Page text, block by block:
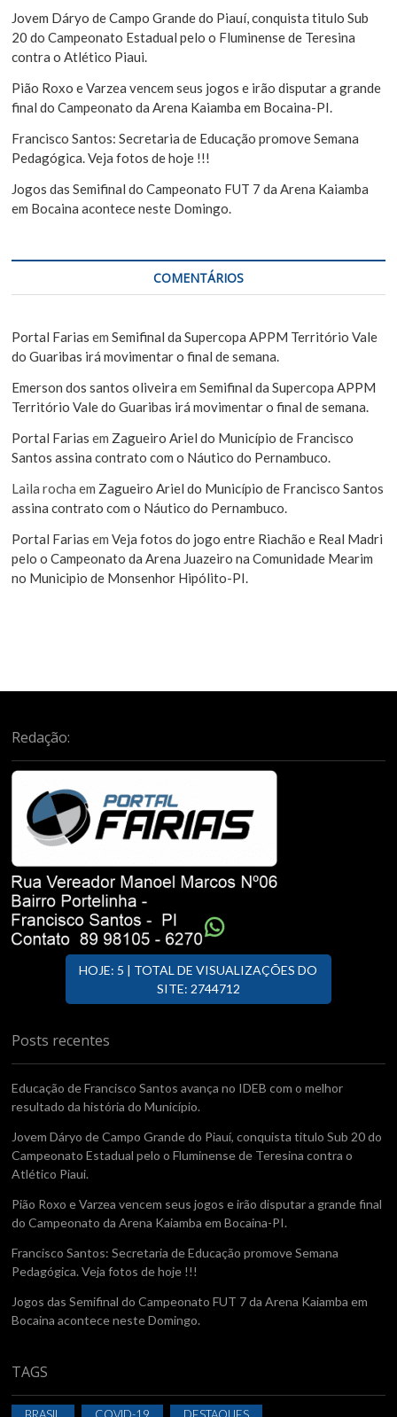
Jovem Dáryo de Campo Grande do Piauí, conquista titulo Sub
20 do Campeonato Estadual pelo o Fluminense de Teresina
contra o Atlético Piaui.
Pião Roxo e Varzea vencem seus jogos e irão disputar a grande
final do Campeonato da Arena Kaiamba em Bocaina-PI.
Francisco Santos: Secretaria de Educação promove Semana
Pedagógica. Veja fotos de hoje !!!
Jogos das Semifinal do Campeonato FUT 7 da Arena Kaiamba
em Bocaina acontece neste Domingo.
COMENTÁRIOS
Portal Farias emSemifinal da Supercopa APPM Território Vale
do Guaribas irá movimentar o final de semana.
Emerson dos santos oliveira emSemifinal da Supercopa APPM
Território Vale do Guaribas irá movimentar o final de semana.
Portal Farias em Zagueiro Ariel do Município de Francisco
Santos assina contrato com o Náutico do Pernambuco.
Laila rocha em Zagueiro Ariel do Município de Francisco Santos
assina contrato com o Náutico do Pernambuco.
Portal Farias emVeja fotos do jogo entre Riachão e Real Madri
pelo o Campeonato da Arena Juazeiro na Comunidade Mearim
no Municipio de Monsenhor Hipólito-PI.
Redação:
HOJE: 5 | TOTAL DE VISUALIZAÇÕES DO
SITE: 2744712
Posts recentes
Educação de Francisco Santos avança no IDEB com o melhor
resultado da história do Município.
Jovem Dáryo de Campo Grande do Piauí, conquista titulo Sub 20 do
Campeonato Estadual pelo o Fluminense de Teresina contra o
Atlético Piaui.
Pião Roxo e Varzea vencem seus jogos e irão disputar a grande final
do Campeonato da Arena Kaiamba em Bocaina-PI.
Francisco Santos: Secretaria de Educação promove Semana
Pedagógica. Veja fotos de hoje !!!
Jogos das Semifinal do Campeonato FUT 7 da Arena Kaiamba em
Bocaina acontece neste Domingo.
TAGS